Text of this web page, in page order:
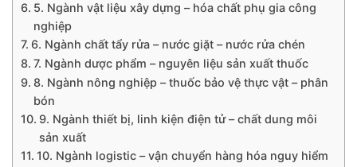
5. Ngành vật liệu xây dựng – hóa chất phụ gia công
nghiệp
6. Ngành chất tẩy rửa – nước giặt – nước rửa chén
7. Ngành dược phẩm – nguyên liệu sản xuất thuốc
8. Ngành nông nghiệp – thuốc bảo vệ thực vật – phân
bón
9. Ngành thiết bị, linh kiện điện tử – chất dung môi
sản xuất
10. Ngành logistic – vận chuyển hàng hóa nguy hiểm